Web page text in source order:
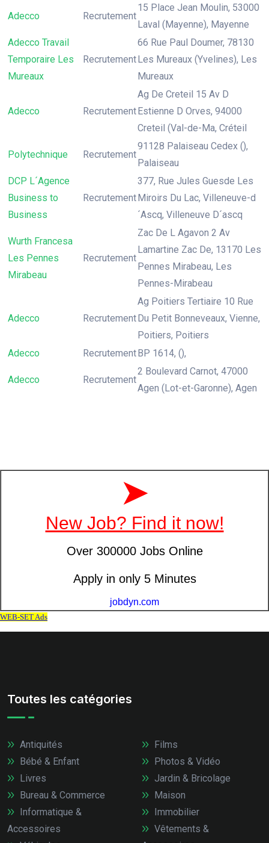
Adecco Recrutement
15 Place Jean Moulin, 53000
Laval (Mayenne), Mayenne
Adecco Travail
Temporaire Les
Mureaux
Recrutement
66 Rue Paul Doumer, 78130
Les Mureaux (Yvelines), Les
Mureaux
Adecco Recrutement
Ag De Creteil 15 Av D
Estienne D Orves, 94000
Creteil (Val-de-Ma, Créteil
Polytechnique Recrutement
91128 Palaiseau Cedex (),
Palaiseau
DCP L´Agence
Business to
Business
Recrutement
377, Rue Jules Guesde Les
Miroirs Du Lac, Villeneuve-d
´Ascq, Villeneuve D´ascq
Wurth Francesa
Les Pennes
Mirabeau
Recrutement
Zac De L Agavon 2 Av
Lamartine Zac De, 13170 Les
Pennes Mirabeau, Les
Pennes-Mirabeau
Adecco Recrutement
Ag Poitiers Tertiaire 10 Rue
Du Petit Bonneveaux, Vienne,
Poitiers, Poitiers
Adecco
RecrutementBP 1614, (),
Adecco Recrutement
2 Boulevard Carnot, 47000
Agen (Lot-et-Garonne), Agen
Toutes les catégories
Antiquités
Bébé & Enfant
Livres
Bureau & Commerce
Informatique &
Accessoires
Films
Photos & Vidéo
Jardin & Bricolage
Maison
Immobilier
Vêtements &